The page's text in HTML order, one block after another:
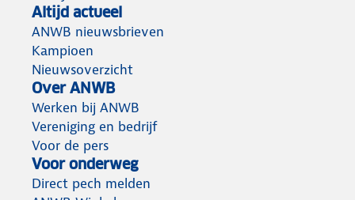
Altijd actueel
ANWB nieuwsbrieven
Kampioen
Nieuwsoverzicht
Over ANWB
Werken bij ANWB
Vereniging en bedrijf
Voor de pers
Voor onderweg
Direct pech melden